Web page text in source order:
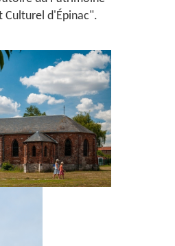
Culturel d'Épinac".